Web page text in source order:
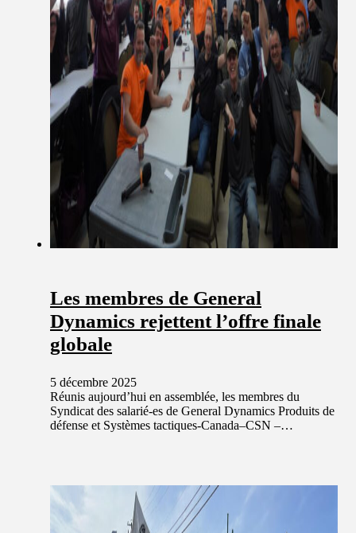
Les membres de General
Dynamics rejettent l’offre finale
globale
5 décembre 2025
Réunis aujourd’hui en assemblée, les membres du
Syndicat des salarié-es de General Dynamics Produits de
défense et Systèmes tactiques-Canada–CSN –…